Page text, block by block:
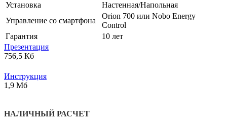
Установка
Настенная/Напольная
Управление со смартфона
Orion 700 или Nobo Energy
Control
Гарантия
10 лет
Презентация
756,5 Кб
Инструкция
1,9 Мб
НАЛИЧНЫЙ РАСЧЕТ